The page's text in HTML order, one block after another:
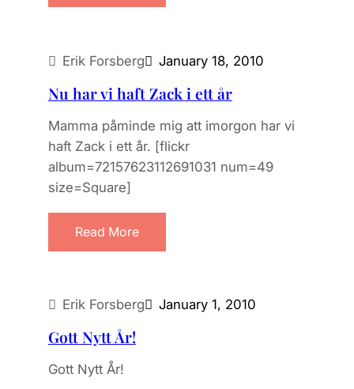
Erik Forsberg January 18, 2010
Nu har vi haft Zack i ett år
Mamma påminde mig att imorgon har vi
haft Zack i ett år. [flickr
album=72157623112691031 num=49
size=Square]
Read More
Erik Forsberg January 1, 2010
Gott Nytt År!
Gott Nytt År!